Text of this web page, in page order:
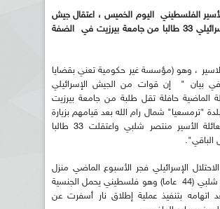
الفلسطيني اليوم الخميس ، اعتقال جيش
الاحتلال الاسرائيلي 33 طالبا من جامعة بيرزيت في الضفة
، وهو (مؤسسة غير حكومية تعني بقضايا
في بيان " إن قوات من الجيش الإسرائيلي
الماضية حافلة تقل طلبة من جامعة بيرزيت
"ترمسعيا" شمال رام الله بعد قيامهم بزيارة
تضامنية لعائلة الأسير منتصر شلبي واعتقلت 33 طالبا
الباقي".
الإسرائيلي فجر الأسبوع الماضي منزل
عائلة منتصر شلبي (44 عاما) وهو فلسطيني يحمل الجنسية
اتهامه بتنفيذ عملية إطلاق نار أسفرت عن